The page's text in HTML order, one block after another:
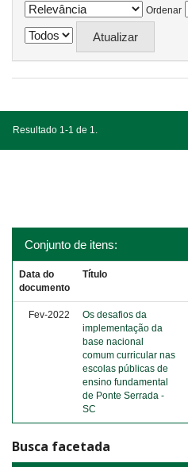
Ordenar
Resultado 1-1 de 1.
Conjunto de itens:
Data do
documento
Título
Fev-2022
Os desafios da
implementação da
base nacional
comum curricular nas
escolas públicas de
ensino fundamental
de Ponte Serrada -
SC
Busca facetada